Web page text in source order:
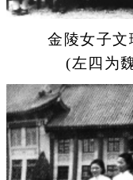
金陵女子文理
(左四为